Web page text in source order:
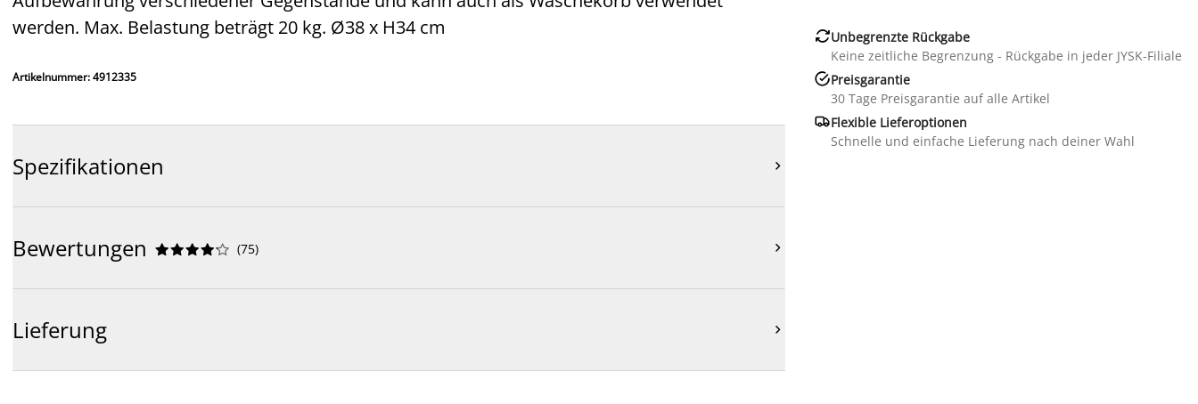
werden. Max. Belastung beträgt 20 kg. Ø38 x H34 cm
Artikelnummer: 4912335
Spezifikationen 
Bewertungen 




 (75) 
Lieferung 
Unbegrenzte Rückgabe
Keine zeitliche Begrenzung - Rückgabe in jeder JYSK-Filiale
Preisgarantie
30 Tage Preisgarantie auf alle Artikel
Flexible Lieferoptionen
Schnelle und einfache Lieferung nach deiner Wahl